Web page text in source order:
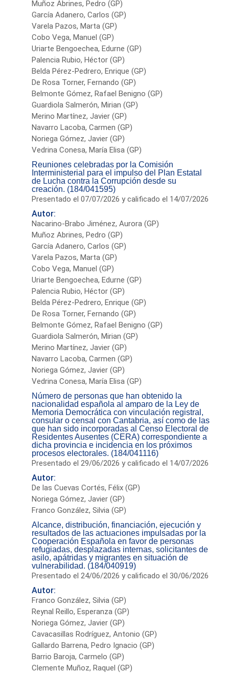
Muñoz Abrines, Pedro (GP)
García Adanero, Carlos (GP)
Varela Pazos, Marta (GP)
Cobo Vega, Manuel (GP)
Uriarte Bengoechea, Edurne (GP)
Palencia Rubio, Héctor (GP)
Belda Pérez-Pedrero, Enrique (GP)
De Rosa Torner, Fernando (GP)
Belmonte Gómez, Rafael Benigno (GP)
Guardiola Salmerón, Mirian (GP)
Merino Martínez, Javier (GP)
Navarro Lacoba, Carmen (GP)
Noriega Gómez, Javier (GP)
Vedrina Conesa, María Elisa (GP)
Reuniones celebradas por la Comisión
Interministerial para el impulso del Plan Estatal
de Lucha contra la Corrupción desde su
creación. (184/041595)
Presentado el 07/07/2026 y calificado el 14/07/2026
Autor:
Nacarino-Brabo Jiménez, Aurora (GP)
Muñoz Abrines, Pedro (GP)
García Adanero, Carlos (GP)
Varela Pazos, Marta (GP)
Cobo Vega, Manuel (GP)
Uriarte Bengoechea, Edurne (GP)
Palencia Rubio, Héctor (GP)
Belda Pérez-Pedrero, Enrique (GP)
De Rosa Torner, Fernando (GP)
Belmonte Gómez, Rafael Benigno (GP)
Guardiola Salmerón, Mirian (GP)
Merino Martínez, Javier (GP)
Navarro Lacoba, Carmen (GP)
Noriega Gómez, Javier (GP)
Vedrina Conesa, María Elisa (GP)
Número de personas que han obtenido la
nacionalidad española al amparo de la Ley de
Memoria Democrática con vinculación registral,
consular o censal con Cantabria, así como de las
que han sido incorporadas al Censo Electoral de
Residentes Ausentes (CERA) correspondiente a
dicha provincia e incidencia en los próximos
procesos electorales. (184/041116)
Presentado el 29/06/2026 y calificado el 14/07/2026
Autor:
De las Cuevas Cortés, Félix (GP)
Noriega Gómez, Javier (GP)
Franco González, Silvia (GP)
Alcance, distribución, financiación, ejecución y
resultados de las actuaciones impulsadas por la
Cooperación Española en favor de personas
refugiadas, desplazadas internas, solicitantes de
asilo, apátridas y migrantes en situación de
vulnerabilidad. (184/040919)
Presentado el 24/06/2026 y calificado el 30/06/2026
Autor:
Franco González, Silvia (GP)
Reynal Reillo, Esperanza (GP)
Noriega Gómez, Javier (GP)
Cavacasillas Rodríguez, Antonio (GP)
Gallardo Barrena, Pedro Ignacio (GP)
Barrio Baroja, Carmelo (GP)
Clemente Muñoz, Raquel (GP)